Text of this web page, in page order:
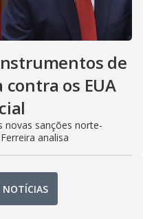
de
contra os EUA
novas sanções norte-
analisa
NOTÍCIAS